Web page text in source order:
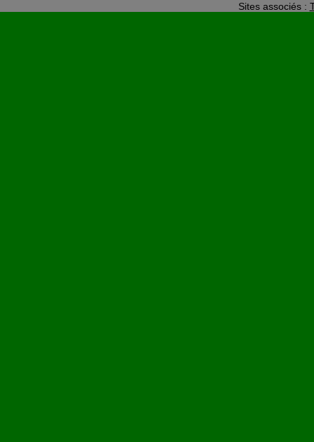
Sites associés :